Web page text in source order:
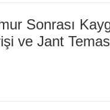
Sonrası
ve Jant